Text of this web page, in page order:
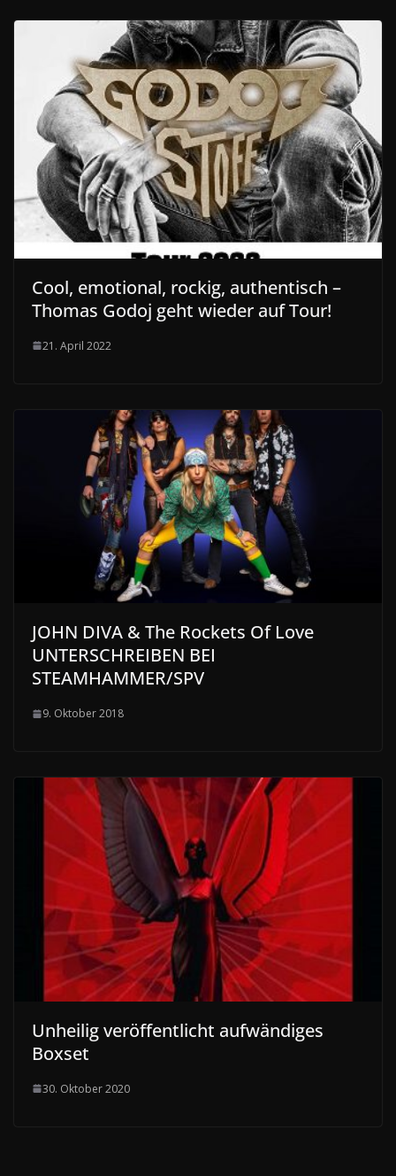
Cool, emotional, rockig, authentisch –
Thomas Godoj geht wieder auf Tour!
21. April 2022
JOHN DIVA & The Rockets Of Love
UNTERSCHREIBEN BEI
STEAMHAMMER/SPV
9. Oktober 2018
Unheilig veröffentlicht aufwändiges
Boxset
30. Oktober 2020